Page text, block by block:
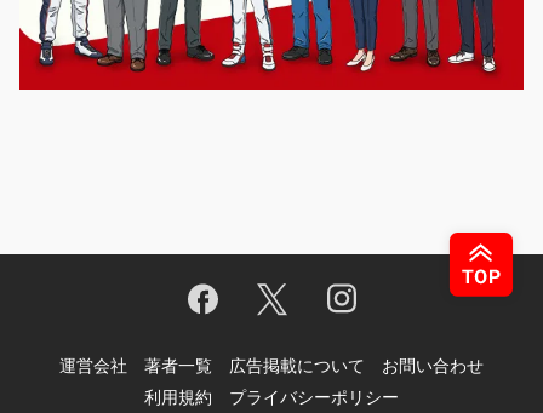
運営会社 著者一覧 広告掲載について
お問い合わせ
利用規約
プライバシーポリシー